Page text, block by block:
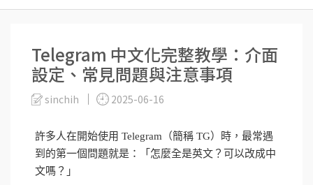
Telegram 中文化完整教學：介面
設定、常見問題與注意事項
sinchih 2025-06-16
許多人在開始使用 Telegram（簡稱 TG）時，最常遇
到的第一個問題就是：「怎麼全是英文？可以改成中
文嗎？」